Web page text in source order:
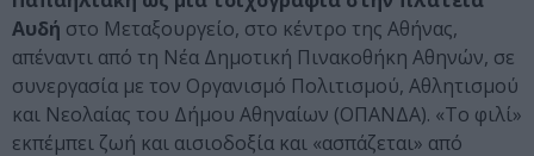
Αυδή στο Μεταξουργείο, στο κέντρο της Αθήνας,
απέναντι από τη Νέα Δημοτική Πινακοθήκη Αθηνών, σε
συνεργασία με τον Οργανισμό Πολιτισμού, Αθλητισμού
και Νεολαίας του Δήμου Αθηναίων (ΟΠΑΝΔΑ). «Το φιλί»
εκπέμπει ζωή και αισιοδοξία και «ασπάζεται» από